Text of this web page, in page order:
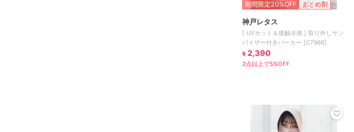
期間限定20%OFF まとめ割
神戸レタス
[ UVカット＆接触冷感 ] 取り外しサン
バイザー付きパーカー [C7966]
¥ 2,390
2点以上で5%OFF